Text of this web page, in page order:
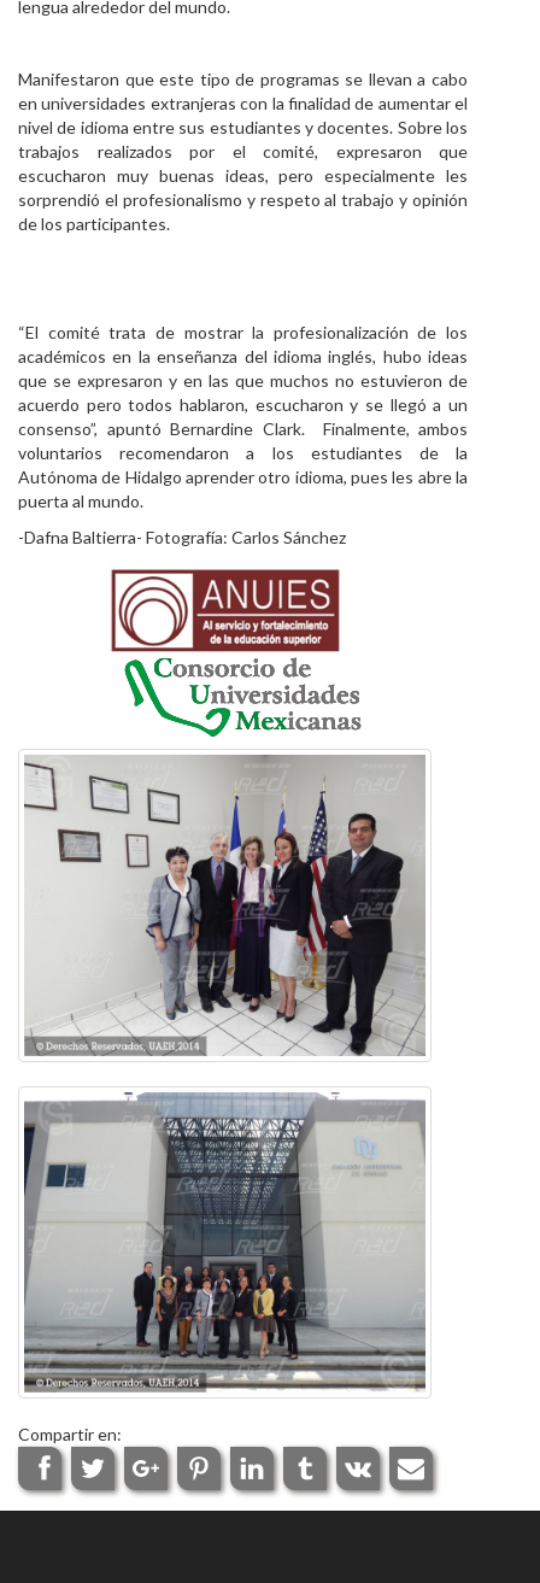
lengua alrededor del mundo.
Manifestaron que este tipo de programas se llevan a cabo
en universidades extranjeras con la finalidad de aumentar el
nivel de idioma entre sus estudiantes y docentes. Sobre los
trabajos realizados por el comité, expresaron que
escucharon muy buenas ideas, pero especialmente les
sorprendió el profesionalismo y respeto al trabajo y opinión
de los participantes.
“El comité trata de mostrar la profesionalización de los
académicos en la enseñanza del idioma inglés, hubo ideas
que se expresaron y en las que muchos no estuvieron de
acuerdo pero todos hablaron, escucharon y se llegó a un
consenso”, apuntó Bernardine Clark. Finalmente, ambos
voluntarios recomendaron a los estudiantes de la
Autónoma de Hidalgo aprender otro idioma, pues les abre la
puerta al mundo.
-Dafna Baltierra- Fotografía: Carlos Sánchez
Compartir en: